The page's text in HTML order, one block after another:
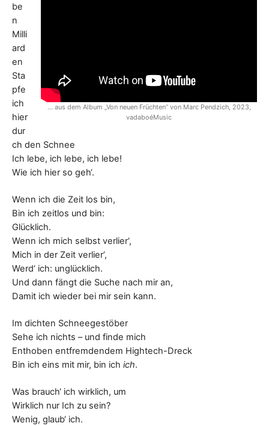
F
T
… aus dem Album „Von neuen Früchten“ von Marc Pendzich, 2023,
vadaboéMusic
be
n
Milli
ard
en
Sta
pfe
ich
hier
dur
ch den Schnee
Ich lebe, ich lebe, ich lebe!
Wie ich hier so geh‘.
Wenn ich die Zeit los bin,
Bin ich zeitlos und bin:
Glücklich.
Wenn ich mich selbst verlier‘,
Mich in der Zeit verlier‘,
Werd‘ ich: unglücklich.
Und dann fängt die Suche nach mir an,
Damit ich wieder bei mir sein kann.
Im dichten Schneegestöber
Sehe ich nichts – und finde mich
Enthoben entfremdendem Hightech-Dreck
Bin ich eins mit mir, bin ich ich.
Was brauch‘ ich wirklich, um
Wirklich nur Ich zu sein?
Wenig, glaub‘ ich.